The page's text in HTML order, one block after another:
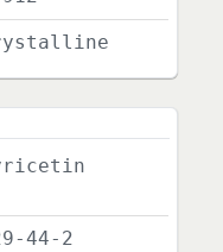
44-2